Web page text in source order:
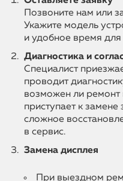
Позвоните нам или
Укажите модель
и удобное время для
Диагностика и
Специалист
проводит
возможен ли ремонт
приступает к замене
сложное
в сервис.
Замена дисплея
При выездном